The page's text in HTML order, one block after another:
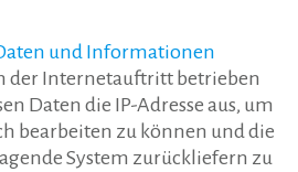
und Informationen
der Internetauftritt betrieben
Daten die IP-Adresse aus, um
bearbeiten zu können und die
System zurückliefern zu